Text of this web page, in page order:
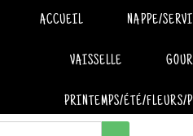
ACCUEIL NAPPE/
VAISSELLE
PRINTEMPS/ÉTÉ/FLEURS/